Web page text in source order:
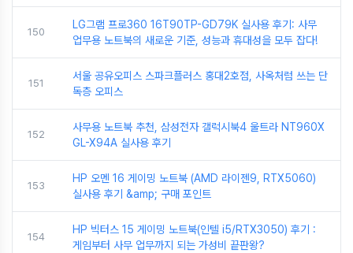
150
LG그램 프로360 16T90TP-GD79K 실사용 후기: 사무
업무용 노트북의 새로운 기준, 성능과 휴대성을 모두 잡다!
151
서울 공유오피스 스파크플러스 홍대2호점, 사옥처럼 쓰는 단
독층 오피스
152
사무용 노트북 추천, 삼성전자 갤럭시북4 울트라 NT960X
GL-X94A 실사용 후기
153
HP 오멘 16 게이밍 노트북 (AMD 라이젠9, RTX5060)
실사용 후기 &amp; 구매 포인트
154
HP 빅터스 15 게이밍 노트북(인텔 i5/RTX3050) 후기 :
게임부터 사무 업무까지 되는 가성비 끝판왕?